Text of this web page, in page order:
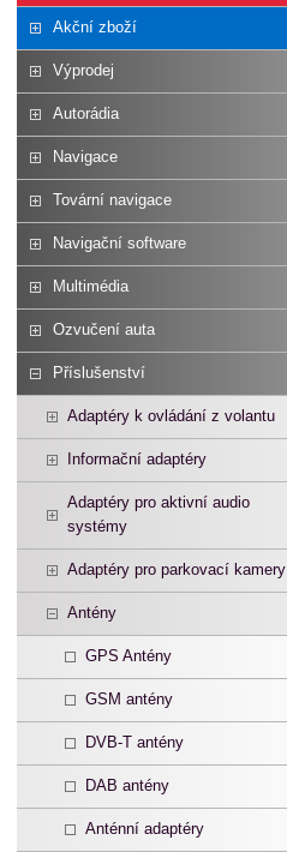
Akční zboží
Výprodej
Autorádia
Navigace
Tovární navigace
Navigační software
Multimédia
Ozvučení auta
Příslušenství
Adaptéry k ovládání z volantu
Informační adaptéry
Adaptéry pro aktivní audio
systémy
Adaptéry pro parkovací kamery
Antény
GPS Antény
GSM antény
DVB-T antény
DAB antény
Anténní adaptéry